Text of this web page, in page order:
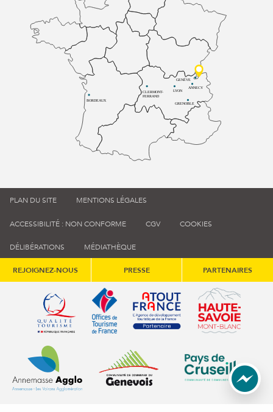
BORDEAUX
CLERMONT-
FERRAND
LYON
ANNECY
GRENOBLE
GENÈVE
PLAN DU SITE MENTIONS LÉGALES
ACCESSIBILITÉ : NON CONFORME CGV COOKIES
DÉLIBÉRATIONS MÉDIATHÈQUE
REJOIGNEZ-NOUS PRESSE PARTENAIRES
Qualité tourisme (s'ouvre dans une nouvelle fenêtre)
Office de tourisme de France (s'ouvre
Atout France (s'ouvre dans
Annemasse Agglo (s'ouvre dans une nouvelle fenêtre)
Communauté de communes du
Communauté de